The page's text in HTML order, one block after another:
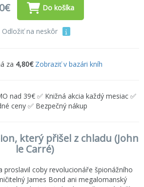
Do košíka
Odložiť na neskôr
za 4,80€ Zobraziť v bazári kníh
nad 39€ ✅ Knižná akcia každý mesiac ✅
ceny ✅ Bezpečný nákup
který přišel z chladu (John
le Carré)
proslavil coby revolucionáře špionážního
James Bond ani megalomanský